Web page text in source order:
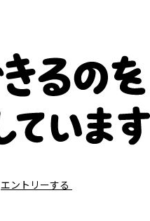
エントリーする